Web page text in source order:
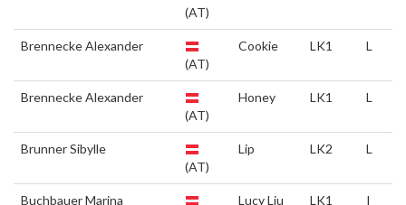
(AT)
Brennecke Alexander
(AT)
Cookie LK1 L
Brennecke Alexander
(AT)
Honey LK1 L
Brunner Sibylle
(AT)
Lip LK2 L
Buchbauer Marina
Lucy Liu LK1 I